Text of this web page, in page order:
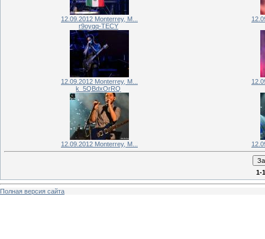
12.09.2012 Monterrey, M...
r9oygq-TECY
12.09.2012 Monterrey, M...
k_5QBdxOrRQ
12.09.2012 Monterrey, M...
1-
Полная версия сайта